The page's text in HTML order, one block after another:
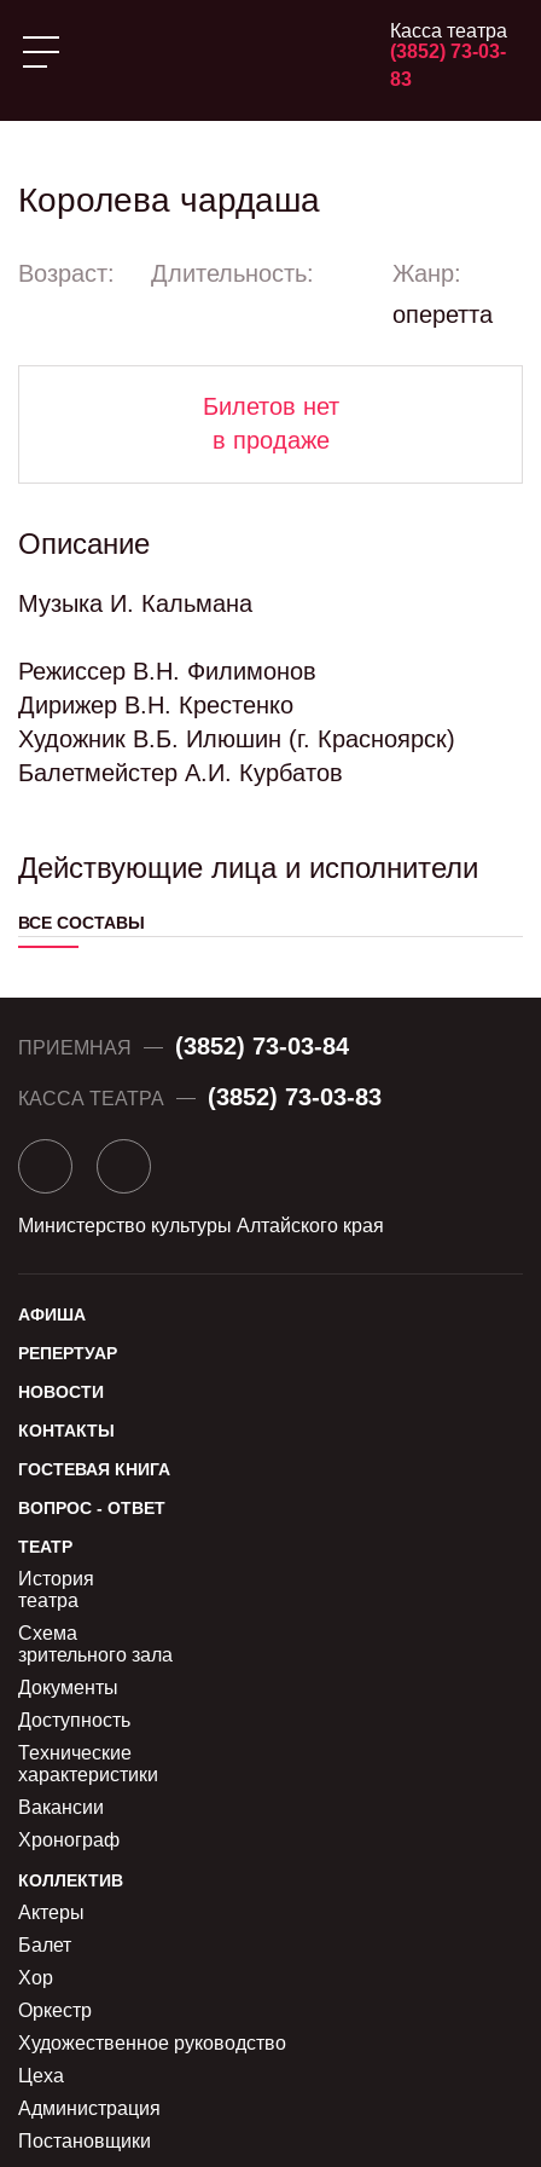
Касса театра
(3852) 73-03-
83
Королева чардаша
Возраст: Длительность:
Жанр:
оперетта
Билетов нет
в продаже
Описание
Музыка И. Кальмана
Режиссер В.Н. Филимонов
Дирижер В.Н. Крестенко
Художник В.Б. Илюшин (г. Красноярск)
Балетмейстер А.И. Курбатов
Действующие лица и исполнители
ВСЕ СОСТАВЫ
ПРИЕМНАЯ (3852) 73-03-84
КАССА ТЕАТРА (3852) 73-03-83
Министерство культуры Алтайского края
АФИША
РЕПЕРТУАР
НОВОСТИ
КОНТАКТЫ
ГОСТЕВАЯ КНИГА
ВОПРОС - ОТВЕТ
ТЕАТР
История
театра
Схема
зрительного зала
Документы
Доступность
Технические
характеристики
Вакансии
Хронограф
КОЛЛЕКТИВ
Актеры
Балет
Хор
Оркестр
Художественное руководство
Цеха
Администрация
Постановщики